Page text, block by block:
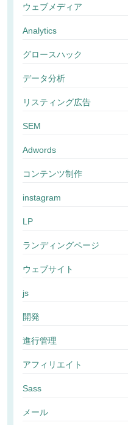
ウェブメディア
Analytics
グロースハック
データ分析
リスティング広告
SEM
Adwords
コンテンツ制作
instagram
LP
ランディングページ
ウェブサイト
js
開発
進行管理
アフィリエイト
Sass
メール